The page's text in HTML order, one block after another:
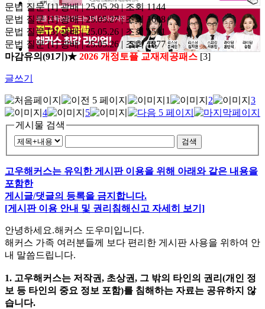
문법 질문[1] 광배 | 25.05.29 | 조회 1144
문법 질문[1] 광배 | 25.05.27 | 조회 1608
문법 질문[3] 광배 | 25.05.26 | 조회 1501
문법 질문[1] 광배 | 25.05.26 | 조회 1877
마감유의(91기)★ 2026 개정토플 교재제공패스 [3]
글쓰기
1 2
3
4
5
게시물 검색
검색
고우해커스는 유익한 게시판 이용을 위해 아래와 같은 내용을
포함한
게시글/댓글의 등록을 금지합니다.
[게시판 이용 안내 및 권리침해신고 자세히 보기]
안녕하세요.해커스 도우미입니다.
해커스 가족 여러분들께 보다 편리한 게시판 사용을 위하여 안
내 말씀드립니다.
1. 고우해커스는 저작권, 초상권, 그 밖의 타인의 권리(개인 정
보 등 타인의 중요 정보 포함)를 침해하는 자료는 공유하지 않
습니다.